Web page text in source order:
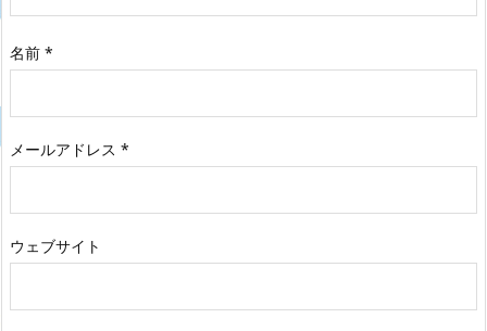
名前 *
メールアドレス *
ウェブサイト